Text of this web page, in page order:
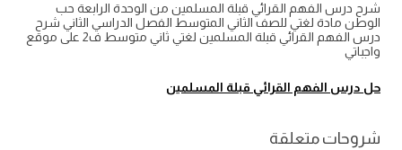
شرح درس الفهم القرائي قبلة المسلمين من الوحدة الرابعة حب
الوطن مادة لغتي للصف الثاني المتوسط الفصل الدراسي الثاني شرح
درس الفهم القرائي قبلة المسلمين لغتي ثاني متوسط ف2 على موقع
واجباتي
حل درس الفهم القرائي قبلة المسلمين
شروحات متعلقة